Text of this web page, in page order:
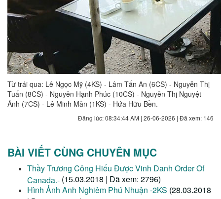
Từ trái qua: Lê Ngọc Mỹ (4KS) - Lâm Tấn An (6CS) - Nguyễn Thị
Tuấn (8CS) - Nguyễn Hạnh Phúc (10CS) - Nguyễn Thị Nguyệt
Ánh (7CS) - Lê Minh Mẫn (1KS) - Hứa Hữu Bền.
Đăng lúc: 08:34:44 AM | 26-06-2026 | Đã xem: 146
BÀI VIẾT CÙNG CHUYÊN MỤC
Thầy Trương Công Hiếu Được Vinh Danh Order Of
Canada.- (15.03.2018 | Đã xem: 2796)
Hình Ảnh Anh Nghiêm Phú Nhuận -2KS (28.03.2018